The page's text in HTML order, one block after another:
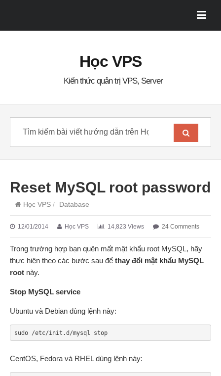
Học VPS
Kiến thức quản trị VPS, Server
Reset MySQL root password
Học VPS / Database
12/01/2014 Học VPS 14,823 Views 24 Comments
Trong trường hợp bạn quên mất mật khẩu root MySQL, hãy
thực hiện theo các bước sau để thay đổi mật khẩu MySQL
root này.
Stop MySQL service
Ubuntu và Debian dùng lệnh này:
sudo /etc/init.d/mysql stop
CentOS, Fedora và RHEL dùng lệnh này: